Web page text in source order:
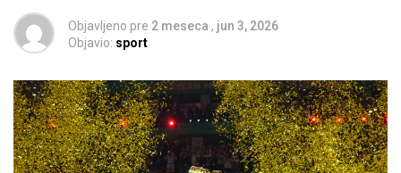
Objavljeno pre 2 meseca , jun 3, 2026
Objavio: sport